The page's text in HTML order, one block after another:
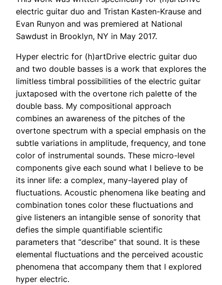
electric guitar duo and Tristan Kasten-Krause and
Evan Runyon and was premiered at National
Sawdust in Brooklyn, NY in May 2017.
Hyper electric for (h)artDrive electric guitar duo
and two double basses is a work that explores the
limitless timbral possibilities of the electric guitar
juxtaposed with the overtone rich palette of the
double bass. My compositional approach
combines an awareness of the pitches of the
overtone spectrum with a special emphasis on the
subtle variations in amplitude, frequency, and tone
color of instrumental sounds. These micro-level
components give each sound what I believe to be
its inner life: a complex, many-layered play of
fluctuations. Acoustic phenomena like beating and
combination tones color these fluctuations and
give listeners an intangible sense of sonority that
defies the simple quantifiable scientific
parameters that “describe” that sound. It is these
elemental fluctuations and the perceived acoustic
phenomena that accompany them that I explored
hyper electric.